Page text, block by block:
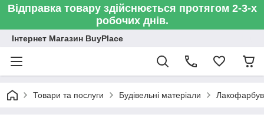
Відправка товару здійснюється протягом 2-3-х
робочих днів.
Інтернет Магазин BuyPlace
Товари та послуги Будівельні матеріали